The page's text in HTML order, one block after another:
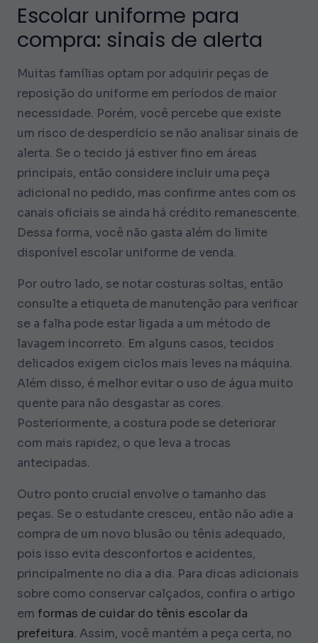
Escolar uniforme para
compra: sinais de alerta
Muitas famílias optam por adquirir peças de
reposição do uniforme em períodos de maior
necessidade. Porém, você percebe que existe
um risco de desperdício se não analisar sinais de
alerta. Se o tecido já estiver fino em áreas
principais, então considere incluir uma peça
adicional no pedido, mas confirme antes com os
canais oficiais se ainda há crédito remanescente.
Dessa forma, você não gasta além do limite
disponível escolar uniforme de venda.
Por outro lado, se notar costuras soltas, então
consulte a etiqueta de manutenção para verificar
se a falha pode estar ligada a um método de
lavagem incorreto. Em alguns casos, tecidos
delicados exigem ciclos mais leves na máquina.
Além disso, é melhor evitar o uso de água muito
quente para não desgastar as cores.
Posteriormente, a costura pode se deteriorar
com mais rapidez, o que leva a trocas
antecipadas.
Outro ponto crucial envolve o tamanho das
peças. Se o estudante cresceu, então não adie a
compra de um novo blusão ou tênis adequado,
pois isso evita desconfortos e acidentes,
principalmente no dia a dia. Para dicas adicionais
sobre como conservar calçados, confira o artigo
em formas de cuidar do tênis escolar da
prefeitura. Assim, você mantém a peça certa, no